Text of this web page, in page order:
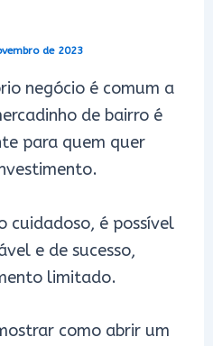
de 2023
negócio é comum a
de bairro é
para quem quer
cuidadoso, é possível
e de sucesso,
limitado.
como abrir um